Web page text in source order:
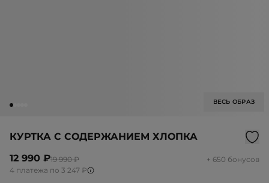
ВЕСЬ ОБРАЗ
КУРТКА С СОДЕРЖАНИЕМ ХЛОПКА
12 990 ₽19 990 ₽
+ 650 бонусов
4 платежа по 3 247 ₽